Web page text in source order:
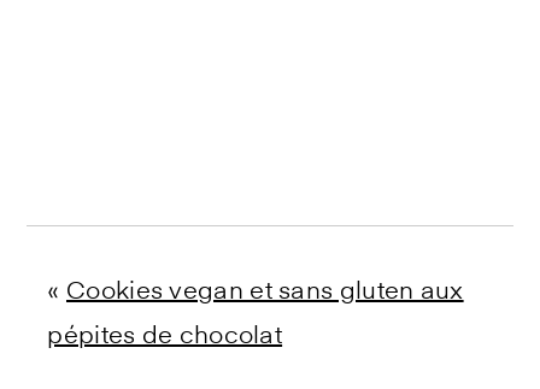
« Cookies vegan et sans gluten aux
pépites de chocolat